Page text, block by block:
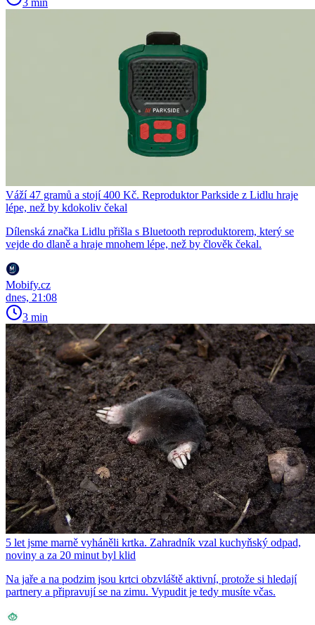
3 min
Váží 47 gramů a stojí 400 Kč. Reproduktor Parkside z Lidlu hraje
lépe, než by kdokoliv čekal
Dílenská značka Lidlu přišla s Bluetooth reproduktorem, který se
vejde do dlaně a hraje mnohem lépe, než by člověk čekal.
Mobify.cz
dnes, 21:08
3 min
5 let jsme marně vyháněli krtka. Zahradník vzal kuchyňský odpad,
noviny a za 20 minut byl klid
Na jaře a na podzim jsou krtci obzvláště aktivní, protože si hledají
partnery a připravují se na zimu. Vypudit je tedy musíte včas.